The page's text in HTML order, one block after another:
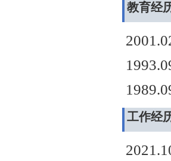
教育经
工作经